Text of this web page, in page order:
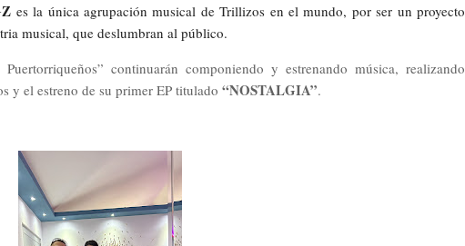
es la única agrupación musical de Trillizos en el mundo, por ser un proyecto
musical, que deslumbran al público.
continuarán componiendo y estrenando música, realizando
y el estreno de su primer EP titulado “NOSTALGIA”.